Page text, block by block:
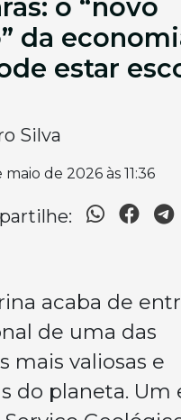
o “novo
da
estar
Silva
de 2026 às 11:36
acaba de
de uma das
mais valiosas e
do planeta. Um